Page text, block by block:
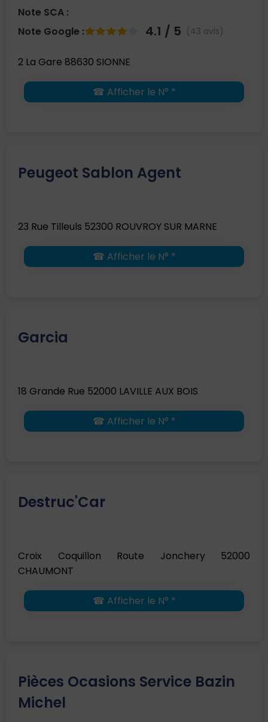
Note SCA :
Note Google :
4.1 / 5 (43 avis)
2 La Gare 88630 SIONNE
☎ Afficher le N° *
Peugeot Sablon Agent
23 Rue Tilleuls 52300 ROUVROY SUR MARNE
☎ Afficher le N° *
Garcia
18 Grande Rue 52000 LAVILLE AUX BOIS
☎ Afficher le N° *
Destruc'Car
Croix Coquillon Route Jonchery 52000
CHAUMONT
☎ Afficher le N° *
Pièces Ocasions Service Bazin
Michel